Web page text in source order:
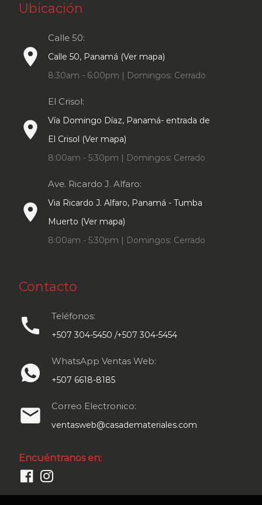
Ubicación
place
Calle 50:
Calle 50, Panamá (Ver mapa)
8:30am - 6:00pm | Domingos: Cerrado
place
El Crisol:
Vía Domingo Díaz, Panamá- entrada de
El Crisol (Ver mapa)
8:00am - 5:30pm | Domingos: Cerrado
place
Ave. Ricardo J. Alfaro:
Via Ricardo J. Alfaro, Panamá - Tumba
Muerto (Ver mapa)
8:00am - 5:30pm | Domingos: Cerrado
Contacto
call Teléfonos:
+507 304-5450 /+507 304-5454
WhatsApp Ventas Web:
+507 6618-8185
email Correo Electronico:
ventasweb@casademateriales.com
Encuéntranos en: